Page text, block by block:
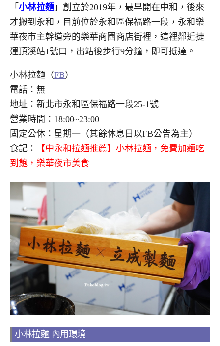
「 小林拉麵 」創立於2019年，最早開在中和，後來
才搬到永和，目前位於永和區保福路一段，永和樂
華夜市主幹道旁的樂華商圈商店街裡，這裡鄰近捷
運頂溪站1號口，出站後步行9分鐘，即可抵達。
小林拉麵（FB）
電話：無
地址：新北市永和區保福路一段25-1號
營業時間：18:00~23:00
固定公休：星期一（其餘休息日以FB公告為主）
食記：
【中永和拉麵推薦】小林拉麵，免費加麵吃
到飽，樂華夜市美食
小林拉麵 內用環境